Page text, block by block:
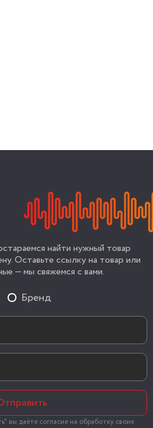
найти нужный товар
Оставьте ссылку на товар или
— мы свяжемся с вами.
Бренд
вы даёте согласие на обработку своих